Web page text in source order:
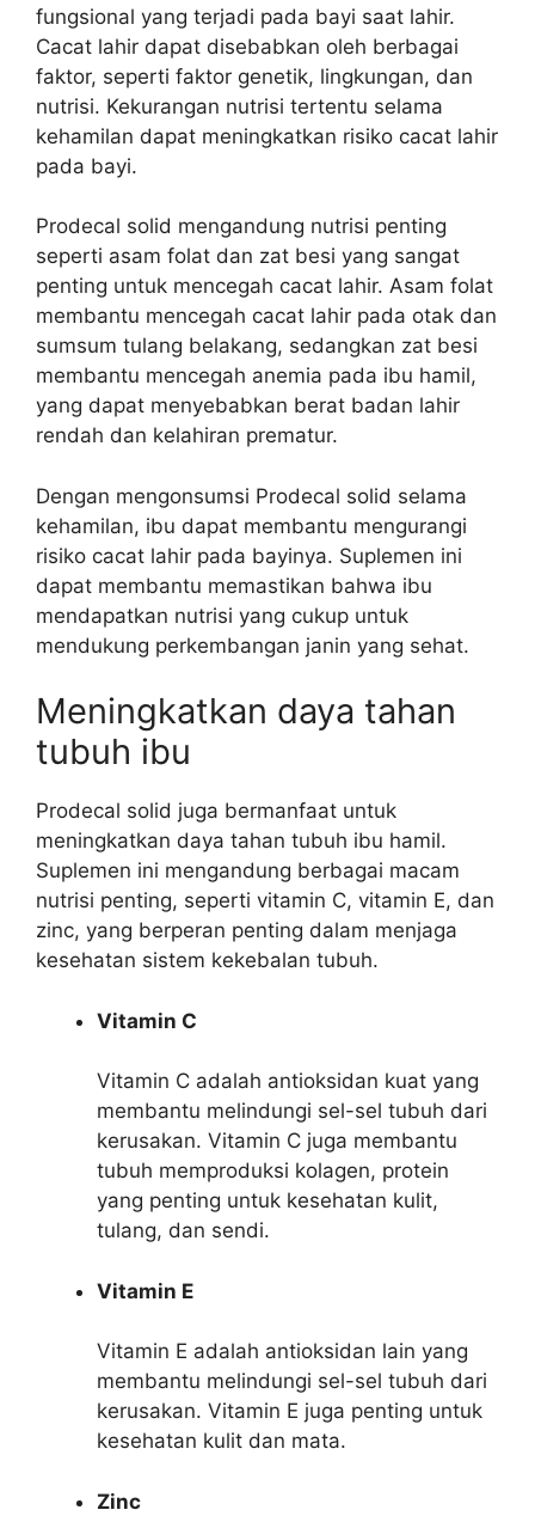
fungsional yang terjadi pada bayi saat lahir.
Cacat lahir dapat disebabkan oleh berbagai
faktor, seperti faktor genetik, lingkungan, dan
nutrisi. Kekurangan nutrisi tertentu selama
kehamilan dapat meningkatkan risiko cacat lahir
pada bayi.
Prodecal solid mengandung nutrisi penting
seperti asam folat dan zat besi yang sangat
penting untuk mencegah cacat lahir. Asam folat
membantu mencegah cacat lahir pada otak dan
sumsum tulang belakang, sedangkan zat besi
membantu mencegah anemia pada ibu hamil,
yang dapat menyebabkan berat badan lahir
rendah dan kelahiran prematur.
Dengan mengonsumsi Prodecal solid selama
kehamilan, ibu dapat membantu mengurangi
risiko cacat lahir pada bayinya. Suplemen ini
dapat membantu memastikan bahwa ibu
mendapatkan nutrisi yang cukup untuk
mendukung perkembangan janin yang sehat.
Meningkatkan daya tahan
tubuh ibu
Prodecal solid juga bermanfaat untuk
meningkatkan daya tahan tubuh ibu hamil.
Suplemen ini mengandung berbagai macam
nutrisi penting, seperti vitamin C, vitamin E, dan
zinc, yang berperan penting dalam menjaga
kesehatan sistem kekebalan tubuh.
Vitamin C
Vitamin C adalah antioksidan kuat yang
membantu melindungi sel-sel tubuh dari
kerusakan. Vitamin C juga membantu
tubuh memproduksi kolagen, protein
yang penting untuk kesehatan kulit,
tulang, dan sendi.
Vitamin E
Vitamin E adalah antioksidan lain yang
membantu melindungi sel-sel tubuh dari
kerusakan. Vitamin E juga penting untuk
kesehatan kulit dan mata.
Zinc